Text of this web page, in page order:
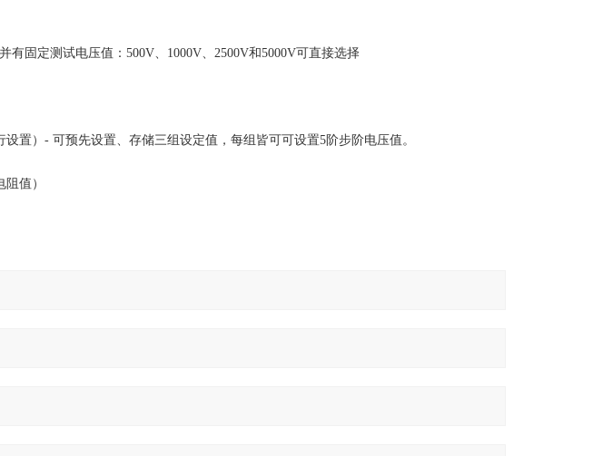
固定测试电压值：500V、1000V、2500V和5000V可直接选择
置）- 可预先设置、存储三组设定值，每组皆可可设置5阶步阶电压值。
值）